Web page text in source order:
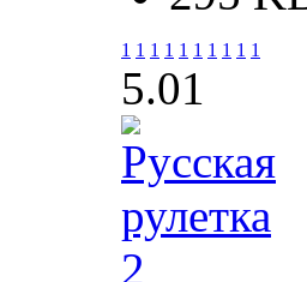
1 1 1 1 1 1 1 1 1 1
5.01